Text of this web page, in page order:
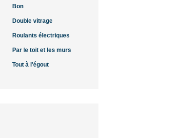
Bon
Double vitrage
Roulants électriques
Par le toit et les murs
Tout à l'égout